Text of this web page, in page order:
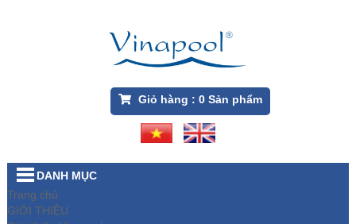
Giỏ hàng : 0Sản phẩm
DANH MỤC
Trang chủ
GIỚI THIỆU